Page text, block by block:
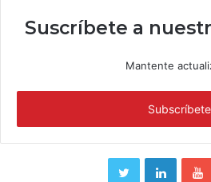
Suscríbete a
Mantente